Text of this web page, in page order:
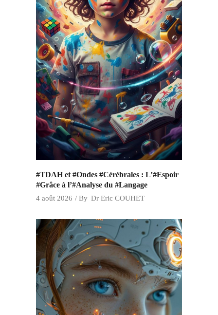
#TDAH et #Ondes #Cérébrales : L’#Espoir
#Grâce à l’#Analyse du #Langage
4 août 2026 By Dr Eric COUHET